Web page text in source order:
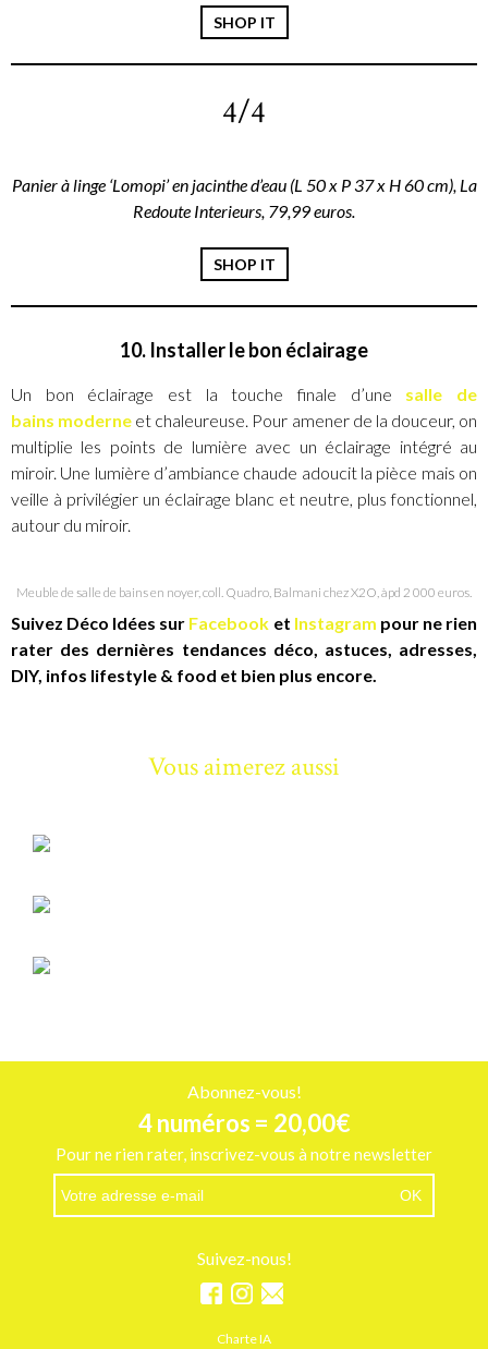
SHOP IT
4/4
Panier à linge ‘Lomopi’ en jacinthe d’eau (L 50 x P 37 x H 60 cm), La
Redoute Interieurs, 79,99 euros.
SHOP IT
10. Installer le bon éclairage
Un bon éclairage est la touche finale d’une salle de
bains moderne et chaleureuse. Pour amener de la douceur, on
multiplie les points de lumière avec un éclairage intégré au
miroir. Une lumière d’ambiance chaude adoucit la pièce mais on
veille à privilégier un éclairage blanc et neutre, plus fonctionnel,
autour du miroir.
Meuble de salle de bains en noyer, coll. Quadro, Balmani chez X2O, àpd 2 000 euros.
Suivez Déco Idées sur Facebook et Instagram pour ne rien
rater des dernières tendances déco, astuces, adresses,
DIY, infos lifestyle & food et bien plus encore.
Vous aimerez aussi
Abonnez-vous!
4 numéros = 20,00€
Pour ne rien rater, inscrivez-vous à notre newsletter
Suivez-nous!
Charte IA